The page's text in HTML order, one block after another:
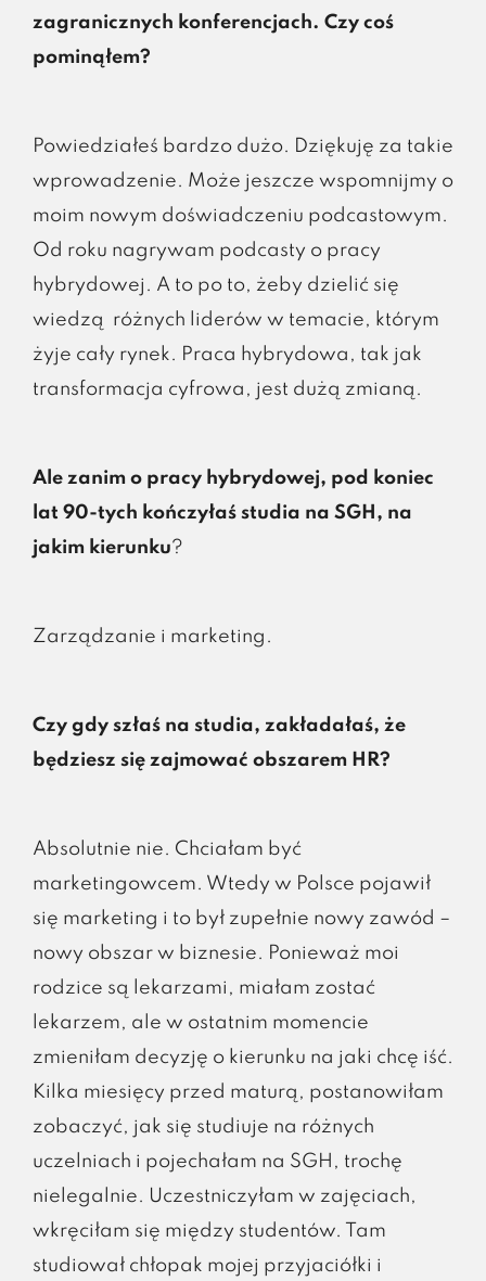
zagranicznych konferencjach. Czy coś
pominąłem?
Powiedziałeś bardzo dużo. Dziękuję za takie
wprowadzenie. Może jeszcze wspomnijmy o
moim nowym doświadczeniu podcastowym.
Od roku nagrywam podcasty o pracy
hybrydowej. A to po to, żeby dzielić się
wiedzą różnych liderów w temacie, którym
żyje cały rynek. Praca hybrydowa, tak jak
transformacja cyfrowa, jest dużą zmianą.
Ale zanim o pracy hybrydowej, pod koniec
lat 90-tych kończyłaś studia na SGH, na
jakim kierunku?
Zarządzanie i marketing.
Czy gdy szłaś na studia, zakładałaś, że
będziesz się zajmować obszarem HR?
Absolutnie nie. Chciałam być
marketingowcem. Wtedy w Polsce pojawił
się marketing i to był zupełnie nowy zawód –
nowy obszar w biznesie. Ponieważ moi
rodzice są lekarzami, miałam zostać
lekarzem, ale w ostatnim momencie
zmieniłam decyzję o kierunku na jaki chcę iść.
Kilka miesięcy przed maturą, postanowiłam
zobaczyć, jak się studiuje na różnych
uczelniach i pojechałam na SGH, trochę
nielegalnie. Uczestniczyłam w zajęciach,
wkręciłam się między studentów. Tam
studiował chłopak mojej przyjaciółki i